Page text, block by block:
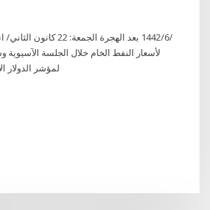
لأسعار النفط الخام خلال الجلسة الآسيوية
لمؤشر الدولار